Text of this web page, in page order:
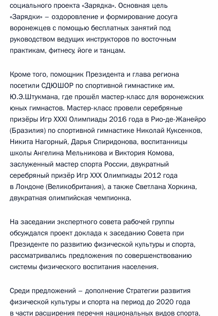
социального проекта «Зарядка». Основная цель
«Зарядки» – оздоровление и формирование досуга
воронежцев с помощью бесплатных занятий под
руководством ведущих инструкторов по восточным
практикам, фитнесу, йоге и танцам.
Кроме того, помощник Президента и глава региона
посетили СДЮШОР по спортивной гимнастике им.
Ю.Э.Штукмана, где прошёл мастер-класс для воронежских
юных гимнастов. Мастер-класс провели серебряные
призёры Игр XXXI Олимпиады 2016 года в Рио‑де-Жанейро
(Бразилия) по спортивной гимнастике Николай Куксенков,
Никита Нагорный, Дарья Спиридонова, воспитанницы
школы Ангелина Мельникова и Виктория Комова,
заслуженный мастер спорта России, двукратный
серебряный призёр Игр XXX Олимпиады 2012 года
в Лондоне (Великобритания), а также Светлана Хоркина,
двукратная олимпийская чемпионка.
На заседании экспертного совета рабочей группы
обсуждался проект доклада к заседанию Совета при
Президенте по развитию физической культуры и спорта,
рассматривались предложения по совершенствованию
системы физического воспитания населения.
Среди предложений – дополнение Стратегии развития
физической культуры и спорта на период до 2020 года
в части расширения перечня национальных видов спорта,